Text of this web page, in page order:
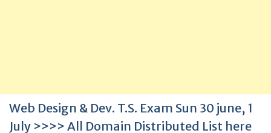
Web Design & Dev. T.S. Exam Sun 30 june, 1
July >>>> All Domain Distributed List here